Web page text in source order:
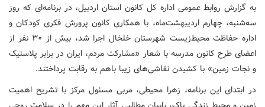
به گزارش روابط عمومی اداره کل کانون استان اردبیل، در برنامه‌ای که روز
سه‌شنبه، چهارم اردیبهشت‌ماه، با همکاری کانون پرورش فکری کودکان و
اداره حفاظت محیط‌زیست شهرستان خلخال اجرا شد، بیش از ۳۰ نفر از
اعضای طرح کانون مدرسه با شعار «مشارکت مردم، ایران در برابر پلاستیک
و نجات زمین» با کشیدن نقاشی‌های زیبا باهم به رقابت پرداختند.
در ابتدای این برنامه، زهرا محیطی، مربی مسئول مرکز با تشریح اهمیت